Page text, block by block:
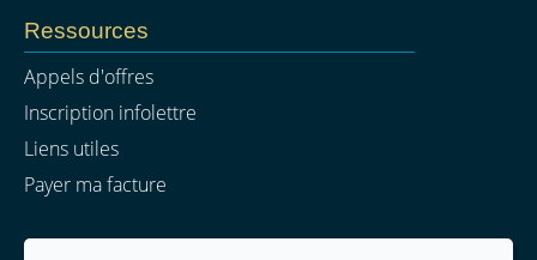
Ressources
Appels d'offres
Inscription infolettre
Liens utiles
Payer ma facture